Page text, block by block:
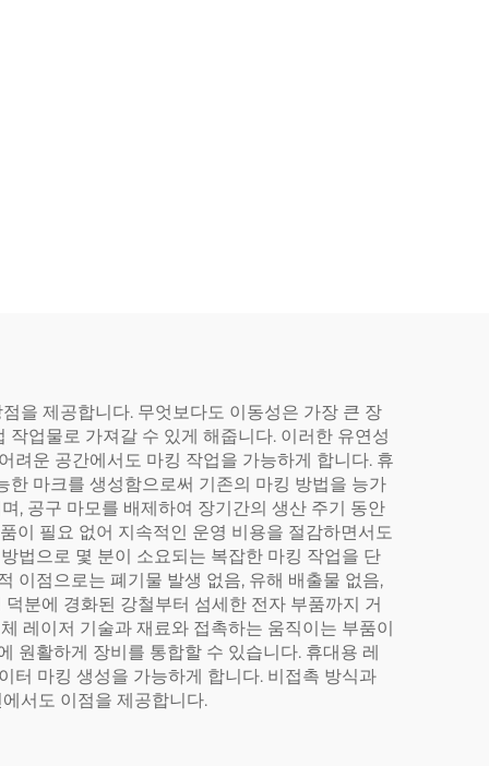
을 제공합니다. 무엇보다도 이동성은 가장 큰 장
업물로 가져갈 수 있게 해줍니다. 이러한 유연성
려운 공간에서도 마킹 작업을 가능하게 합니다. 휴
마크를 생성함으로써 기존의 마킹 방법을 능가
, 공구 마모를 배제하여 장기간의 생산 주기 동안
이 필요 없어 지속적인 운영 비용을 절감하면서도
법으로 몇 분이 소요되는 복잡한 마킹 작업을 단
이점으로는 폐기물 발생 없음, 유해 배출물 없음,
분에 경화된 강철부터 섬세한 전자 부품까지 거
레이저 기술과 재료와 접촉하는 움직이는 부품이
원활하게 장비를 통합할 수 있습니다. 휴대용 레
터 마킹 생성을 가능하게 합니다. 비접촉 방식과
서도 이점을 제공합니다.